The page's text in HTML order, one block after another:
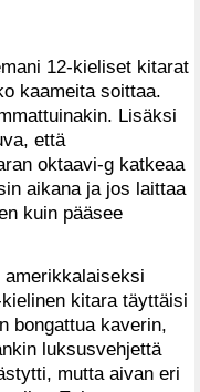
12-kieliset kitarat
kaameita soittaa.
Lisäksi
että
oktaavi-g katkeaa
aikana ja jos laittaa
kuin pääsee
kitara täyttäisi
bongattua kaverin,
luksusvehjettä
mutta aivan eri